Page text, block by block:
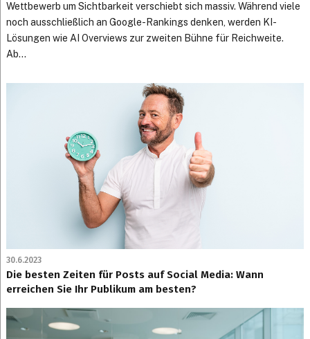
Wettbewerb um Sichtbarkeit verschiebt sich massiv. Während viele
noch ausschließlich an Google-Rankings denken, werden KI-
Lösungen wie AI Overviews zur zweiten Bühne für Reichweite.
Ab...
30.6.2023
Die besten Zeiten für Posts auf Social Media: Wann
erreichen Sie Ihr Publikum am besten?